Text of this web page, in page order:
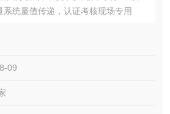
统量值传递，认证考核现场专用
09